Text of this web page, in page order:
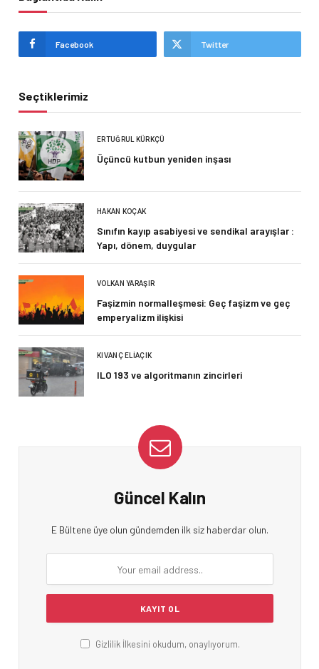
Facebook Twitter
Seçtiklerimiz
ERTUĞRUL KÜRKÇÜ
Üçüncü kutbun yeniden inşası
HAKAN KOÇAK
Sınıfın kayıp asabiyesi ve sendikal arayışlar :
Yapı, dönem, duygular
VOLKAN YARAŞIR
Faşizmin normalleşmesi: Geç faşizm ve geç
emperyalizm ilişkisi
KIVANÇ ELIAÇIK
ILO 193 ve algoritmanın zincirleri
Güncel Kalın
E Bültene üye olun gündemden ilk siz haberdar olun.
Gizlilik İlkesini okudum, onaylıyorum.